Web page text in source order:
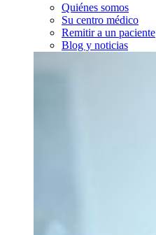
Quiénes somos
Su centro médico
Remitir a un paciente
Blog y noticias